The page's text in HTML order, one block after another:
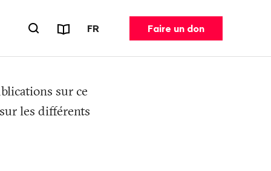
Ouvrir le formulaire de recherche
Rapports et dépliants
FR CHANGER DE LANGUE. LANGUE
Faire un don
sur ce
les différents